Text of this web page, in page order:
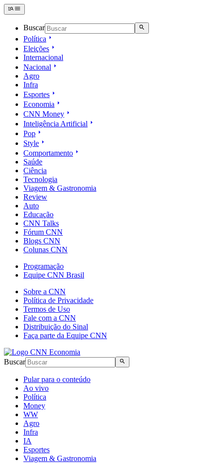
Buscar
Política
Eleições
Internacional
Nacional
Agro
Infra
Esportes
Economia
CNN Money
Inteligência Artificial
Pop
Style
Comportamento
Saúde
Ciência
Tecnologia
Viagem & Gastronomia
Review
Auto
Educação
CNN Talks
Fórum CNN
Blogs CNN
Colunas CNN
Programação
Equipe CNN Brasil
Sobre a CNN
Política de Privacidade
Termos de Uso
Fale com a CNN
Distribuição do Sinal
Faça parte da Equipe CNN
Buscar
Pular para o conteúdo
Ao vivo
Política
Money
WW
Agro
Infra
IA
Esportes
Viagem & Gastronomia